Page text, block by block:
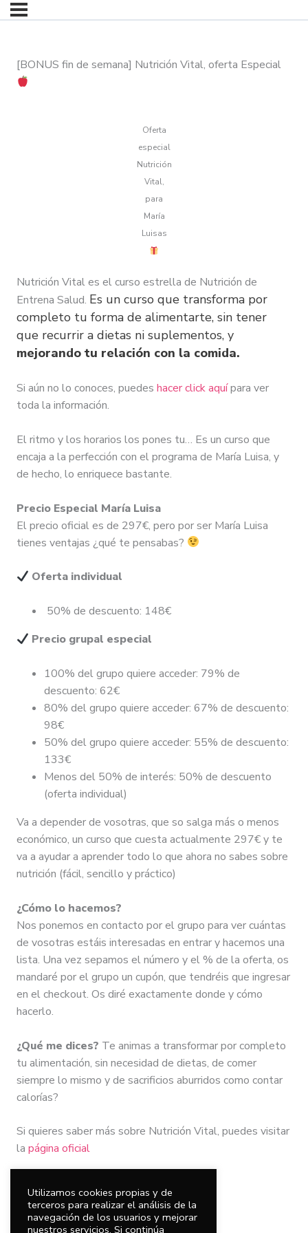
[BONUS fin de semana] Nutrición Vital, oferta Especial
Oferta
especial
Nutrición
Vital,
para
María
Luisas
Nutrición Vital es el curso estrella de Nutrición de
Entrena Salud. Es un curso que transforma por
completo tu forma de alimentarte, sin tener
que recurrir a dietas ni suplementos, y
mejorando tu relación con la comida.
Si aún no lo conoces, puedes hacer click aquípara ver
toda la información.
El ritmo y los horarios los pones tu… Es un curso que
encaja a la perfección con el programa de María Luisa, y
de hecho, lo enriquece bastante.
Precio Especial María Luisa
El precio oficial es de 297€, pero por ser María Luisa
tienes ventajas ¿qué te pensabas?
Oferta individual
50% de descuento: 148€
Precio grupal especial
100% del grupo quiere acceder: 79% de
descuento: 62€
80% del grupo quiere acceder: 67% de descuento:
98€
50% del grupo quiere acceder: 55% de descuento:
133€
Menos del 50% de interés: 50% de descuento
(oferta individual)
Va a depender de vosotras, que so salga más o menos
económico, un curso que cuesta actualmente 297€ y te
va a ayudar a aprender todo lo que ahora no sabes sobre
nutrición (fácil, sencillo y práctico)
¿Cómo lo hacemos?
Nos ponemos en contacto por el grupo para ver cuántas
de vosotras estáis interesadas en entrar y hacemos una
lista. Una vez sepamos el número y el % de la oferta, os
mandaré por el grupo un cupón, que tendréis que ingresar
en el checkout. Os diré exactamente donde y cómo
hacerlo.
¿Qué me dices? Te animas a transformar por completo
tu alimentación, sin necesidad de dietas, de comer
siempre lo mismo y de sacrificios aburridos como contar
calorías?
Si quieres saber más sobre Nutrición Vital, puedes visitar
la página oficial
Utilizamos cookies propias y de
terceros para realizar el análisis de la
navegación de los usuarios y mejorar
nuestros servicios. Si continúa